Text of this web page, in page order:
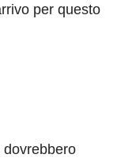
per questo